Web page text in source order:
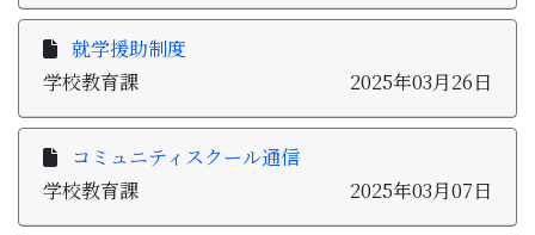
行政情報
就学援助制度
学校教育課
2025年03月26日
コミュニティスクール通信
学校教育課
2025年03月07日